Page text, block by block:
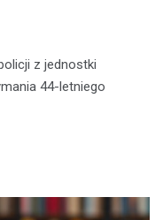
z jednostki
44-letniego